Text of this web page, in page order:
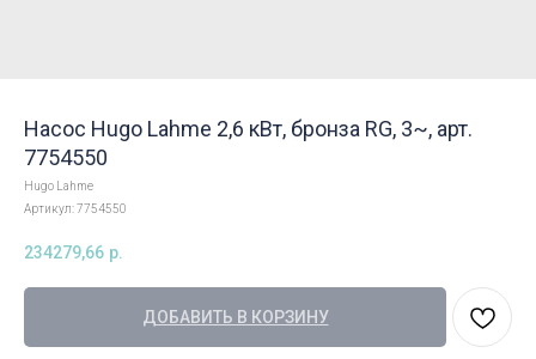
Насос Hugo Lahme 2,6 кВт, бронза RG, 3~, арт.
7754550
Hugo Lahme
Артикул:7754550
234279,66 р.
ДОБАВИТЬ В КОРЗИНУ